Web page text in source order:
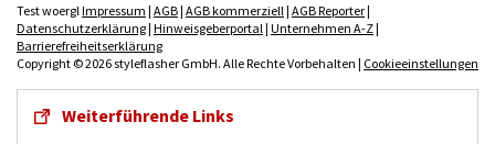
Test woergl Impressum | AGB| AGB kommerziell | AGB Reporter|
Datenschutzerklärung| Hinweisgeberportal | Unternehmen A-Z|
Barrierefreiheitserklärung
Copyright © 2026 styleflasher GmbH. Alle Rechte Vorbehalten | Cookieeinstellungen
Weiterführende Links